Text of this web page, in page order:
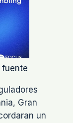
fuente
Gran
un